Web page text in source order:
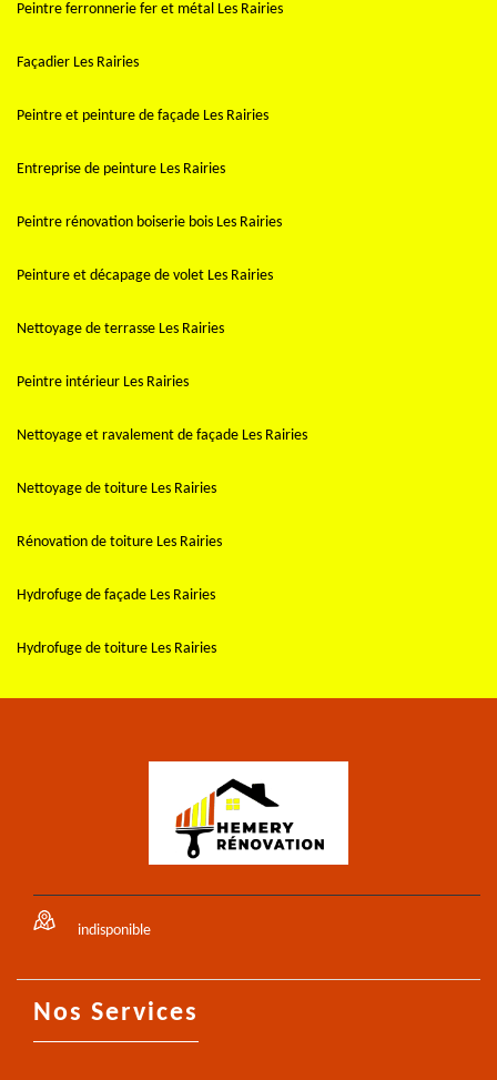
Peintre ferronnerie fer et métal Les Rairies
Façadier Les Rairies
Peintre et peinture de façade Les Rairies
Entreprise de peinture Les Rairies
Peintre rénovation boiserie bois Les Rairies
Peinture et décapage de volet Les Rairies
Nettoyage de terrasse Les Rairies
Peintre intérieur Les Rairies
Nettoyage et ravalement de façade Les Rairies
Nettoyage de toiture Les Rairies
Rénovation de toiture Les Rairies
Hydrofuge de façade Les Rairies
Hydrofuge de toiture Les Rairies
indisponible
Nos Services